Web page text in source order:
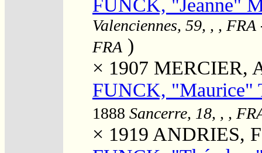
FUNCK, "Jeanne"
Valenciennes, 59, , , FRA
FRA )
× 1907 MERCIER,
FUNCK, "Maurice"
1888 Sancerre, 18, , ,
× 1919 ANDRIES,